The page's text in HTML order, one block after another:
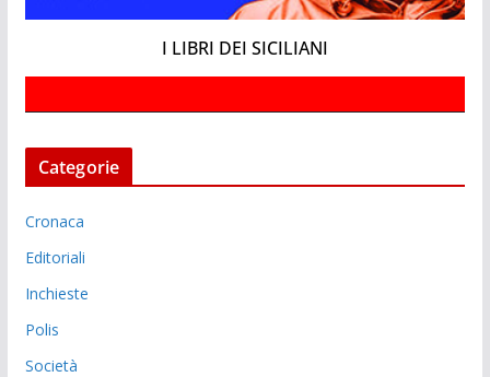
I LIBRI DEI SICILIANI
Categorie
Cronaca
Editoriali
Inchieste
Polis
Società